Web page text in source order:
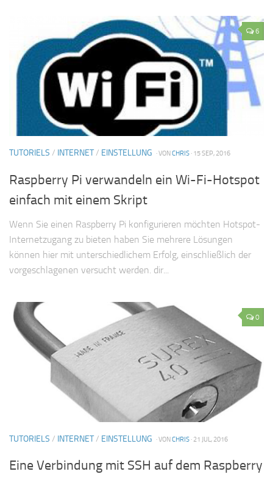
6
TUTORIELS / INTERNET/ EINSTELLUNG · VONCHRIS · 15 SEP, 2016
Raspberry Pi verwandeln ein Wi-Fi-Hotspot
einfach mit einem Skript
Wenn Sie einen Raspberry Pi konfigurieren möchten Hotspot-
Internetzugang zu bieten haben Sie mehrere Lösungen
können hier mit unterschiedlichem Erfolg, einschließlich der
vorgeschlagenen versucht werden. dir...
0
TUTORIELS / INTERNET/ EINSTELLUNG · VONCHRIS · 21 JUL, 2016
Eine Verbindung mit SSH auf dem Raspberry